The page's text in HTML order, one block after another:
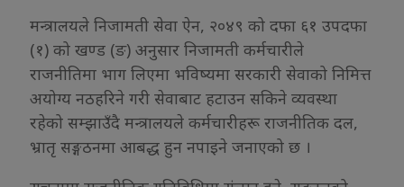
मन्त्रालयले निजामती सेवा ऐन, २०४९ को दफा ६१ उपदफा
(१) को खण्ड (ङ) अनुसार निजामती कर्मचारीले
राजनीतिमा भाग लिएमा भविष्यमा सरकारी सेवाको निमित्त
अयोग्य नठहरिने गरी सेवाबाट हटाउन सकिने व्यवस्था
रहेको सम्झाउँदै मन्त्रालयले कर्मचारीहरू राजनीतिक दल,
भ्रातृ सङ्गठनमा आबद्ध हुन नपाइने जनाएको छ ।